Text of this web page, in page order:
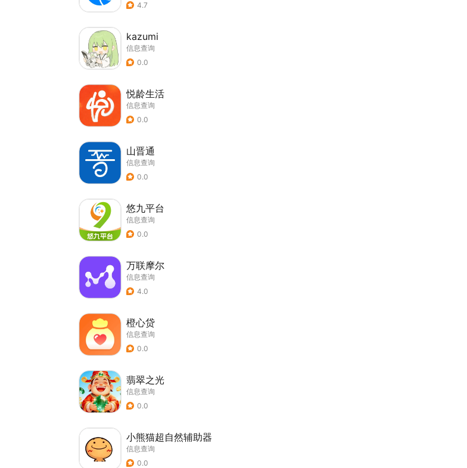
4.7
kazumi
信息查询
0.0
悦龄生活
信息查询
0.0
山晋通
信息查询
0.0
悠九平台
信息查询
0.0
万联摩尔
信息查询
4.0
橙心贷
信息查询
0.0
翡翠之光
信息查询
0.0
小熊猫超自然辅助器
信息查询
0.0